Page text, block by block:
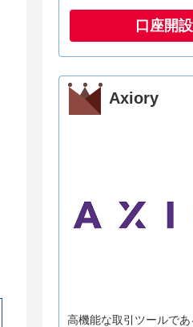
口座開
Axiory
高機能な取引ツールで